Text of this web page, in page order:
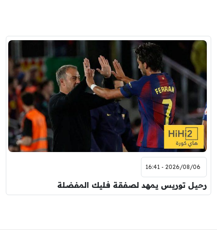
2026/08/06 - 16:41
رحيل توريس يمهد لصفقة فليك المفضلة